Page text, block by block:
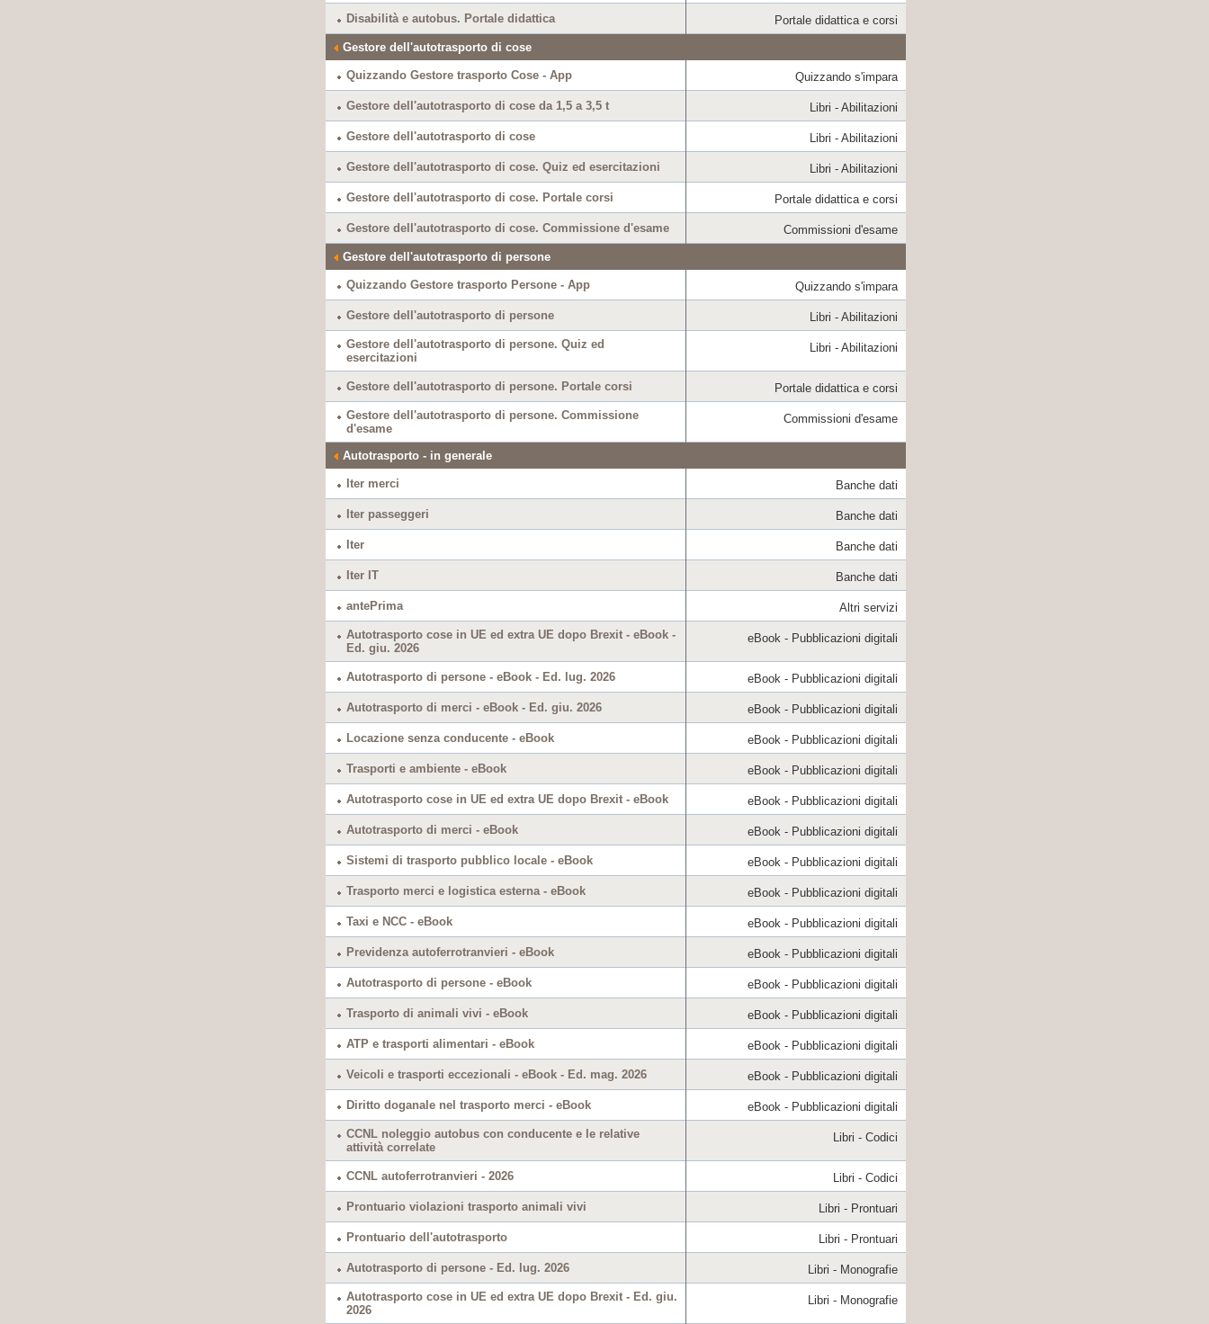
Disabilità e autobus. Portale didattica
Portale didattica e corsi
Gestore dell'autotrasporto di cose
Quizzando Gestore trasporto Cose - App Quizzando s'impara
Gestore dell'autotrasporto di cose da 1,5 a 3,5 t Libri - Abilitazioni
Gestore dell'autotrasporto di cose Libri - Abilitazioni
Gestore dell'autotrasporto di cose. Quiz ed esercitazioni Libri - Abilitazioni
Gestore dell'autotrasporto di cose. Portale corsi Portale didattica e corsi
Gestore dell'autotrasporto di cose. Commissione d'esame
Commissioni d'esame
Gestore dell'autotrasporto di persone
Quizzando Gestore trasporto Persone - App Quizzando s'impara
Gestore dell'autotrasporto di persone
Libri - Abilitazioni
Gestore dell'autotrasporto di persone. Quiz ed
esercitazioni
Libri - Abilitazioni
Gestore dell'autotrasporto di persone. Portale corsi
Portale didattica e corsi
Gestore dell'autotrasporto di persone. Commissione
d'esame
Commissioni d'esame
Autotrasporto - in generale
Iter merci Banche dati
Iter passeggeri Banche dati
Iter Banche dati
Iter IT Banche dati
antePrima
Altri servizi
Autotrasporto cose in UE ed extra UE dopo Brexit - eBook -
Ed. giu. 2026
eBook - Pubblicazioni digitali
Autotrasporto di persone - eBook - Ed. lug. 2026 eBook - Pubblicazioni digitali
Autotrasporto di merci - eBook - Ed. giu. 2026 eBook - Pubblicazioni digitali
Locazione senza conducente - eBook eBook - Pubblicazioni digitali
Trasporti e ambiente - eBook eBook - Pubblicazioni digitali
Autotrasporto cose in UE ed extra UE dopo Brexit - eBook eBook - Pubblicazioni digitali
Autotrasporto di merci - eBook eBook - Pubblicazioni digitali
Sistemi di trasporto pubblico locale - eBook eBook - Pubblicazioni digitali
Trasporto merci e logistica esterna - eBook eBook - Pubblicazioni digitali
Taxi e NCC - eBook eBook - Pubblicazioni digitali
Previdenza autoferrotranvieri - eBook eBook - Pubblicazioni digitali
Autotrasporto di persone - eBook eBook - Pubblicazioni digitali
Trasporto di animali vivi - eBook eBook - Pubblicazioni digitali
ATP e trasporti alimentari - eBook eBook - Pubblicazioni digitali
Veicoli e trasporti eccezionali - eBook - Ed. mag. 2026 eBook - Pubblicazioni digitali
Diritto doganale nel trasporto merci - eBook
eBook - Pubblicazioni digitali
CCNL noleggio autobus con conducente e le relative
attività correlate
Libri - Codici
CCNL autoferrotranvieri - 2026 Libri - Codici
Prontuario violazioni trasporto animali vivi Libri - Prontuari
Prontuario dell'autotrasporto Libri - Prontuari
Autotrasporto di persone - Ed. lug. 2026
Libri - Monografie
Autotrasporto cose in UE ed extra UE dopo Brexit - Ed. giu.
2026
Libri - Monografie